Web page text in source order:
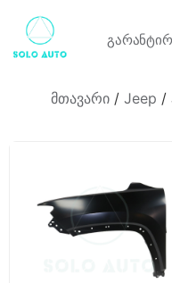
მთავარი/ Jeep /